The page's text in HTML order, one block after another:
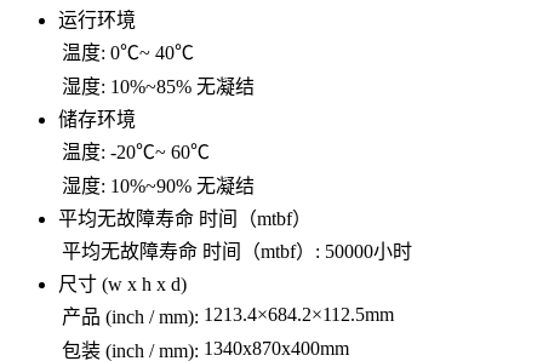
运行环境
温度: 0℃~ 40℃
湿度: 10%~85% 无凝结
储存环境
温度: -20℃~ 60℃
湿度: 10%~90% 无凝结
平均无故障寿命 时间（mtbf）
平均无故障寿命 时间（mtbf）: 50000小时
尺寸 (w x h x d)
产品 (inch / mm): 1213.4×684.2×112.5mm
包装 (inch / mm): 1340x870x400mm